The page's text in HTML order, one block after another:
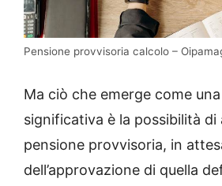
Pensione provvisoria calcolo –
Ma ciò che emerge come
significativa è la possibilità di
pensione provvisoria, in
dell’approvazione di quella